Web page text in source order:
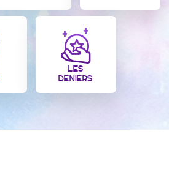
LES
DENIERS